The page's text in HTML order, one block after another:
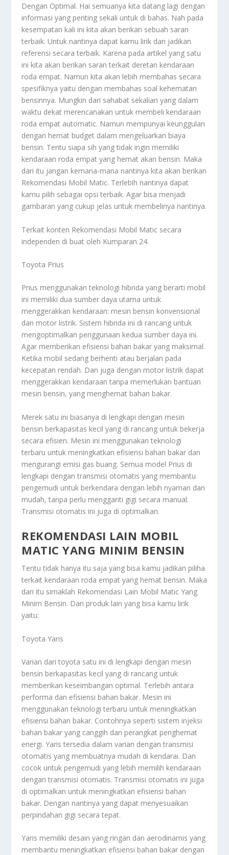
Dengan Optimal. Hai semuanya kita datang lagi dengan
informasi yang penting sekali untuk di bahas. Nah pada
kesempatan kali ini kita akan berikan sebuah saran
terbaik. Untuk nantinya dapat kamu lirik dan jadikan
referensi secara terbaik. Karena pada artikel yang satu
ini kita akan berikan saran terkait deretan kendaraan
roda empat. Namun kita akan lebih membahas secara
spesifiknya yaitu dengan membahas soal kehematan
bensinnya. Mungkin dari sahabat sekalian yang dalam
waktu dekat merencanakan untuk membeli kendaraan
roda empat automatic. Namun mempunyai keunggulan
dengan hemat budget dalam mengeluarkan biaya
bensin. Tentu siapa sih yang tidak ingin memiliki
kendaraan roda empat yang hemat akan bensin. Maka
dari itu jangan kemana-mana nantinya kita akan berikan
Rekomendasi Mobil Matic. Terlebih nantinya dapat
kamu pilih sebagai opsi terbaik. Agar bisa menjadi
gambaran yang cukup jelas untuk membelinya nantinya.
Terkait konten Rekomendasi Mobil Matic secara
independen di buat oleh Kumparan 24.
Toyota Prius
Prius menggunakan teknologi hibrida yang berarti mobil
ini memiliki dua sumber daya utama untuk
menggerakkan kendaraan: mesin bensin konvensional
dan motor listrik. Sistem hibrida ini di rancang untuk
mengoptimalkan penggunaan kedua sumber daya ini.
Agar memberikan efisiensi bahan bakar yang maksimal.
Ketika mobil sedang berhenti atau berjalan pada
kecepatan rendah. Dan juga dengan motor listrik dapat
menggerakkan kendaraan tanpa memerlukan bantuan
mesin bensin, yang menghemat bahan bakar.
Merek satu ini biasanya di lengkapi dengan mesin
bensin berkapasitas kecil yang di rancang untuk bekerja
secara efisien. Mesin ini menggunakan teknologi
terbaru untuk meningkatkan efisiensi bahan bakar dan
mengurangi emisi gas buang. Semua model Prius di
lengkapi dengan transmisi otomatis yang membantu
pengemudi untuk berkendara dengan lebih nyaman dan
mudah, tanpa perlu mengganti gigi secara manual.
Transmisi otomatis ini juga di optimalkan.
REKOMENDASI LAIN MOBIL
MATIC YANG MINIM BENSIN
Tentu tidak hanya itu saja yang bisa kamu jadikan piliha
terkait kendaraan roda empat yang hemat bensin. Maka
dari itu simaklah Rekomendasi Lain Mobil Matic Yang
Minim Bensin. Dan produk lain yang bisa kamu lirik
yaitu:
Toyota Yaris
Varian dari toyota satu ini di lengkapi dengan mesin
bensin berkapasitas kecil yang di rancang untuk
memberikan keseimbangan optimal. Terlebih antara
performa dan efisiensi bahan bakar. Mesin ini
menggunakan teknologi terbaru untuk meningkatkan
efisiensi bahan bakar. Contohnya seperti sistem injeksi
bahan bakar yang canggih dan perangkat penghemat
energi. Yaris tersedia dalam varian dengan transmisi
otomatis yang membuatnya mudah di kendarai. Dan
cocok untuk pengemudi yang lebih memilih kendaraan
dengan transmisi otomatis. Transmisi otomatis ini juga
di optimalkan untuk meningkatkan efisiensi bahan
bakar. Dengan nantinya yang dapat menyesuaikan
perpindahan gigi secara tepat.
Yaris memiliki desain yang ringan dan aerodinamis yang
membantu meningkatkan efisiensi bahan bakar dengan